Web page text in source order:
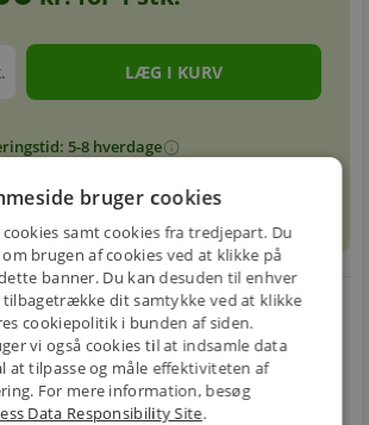
5-8 hverdageinfo
local_shipping
BILLIG
FRAGT
Fra 29,00 kr.
restart_alt
30 DAGES
RETUR
Nem returnering
bruger cookies
samt cookies fra tredjepart. Du
brugen af cookies ved at klikke på
banner. Du kan desuden til enhver
dit samtykke ved at klikke
cookiepolitik i bunden af siden.
vi også cookies til at indsamle data
at tilpasse og måle effektiviteten af
For mere information, besøg
Data Responsibility Site.